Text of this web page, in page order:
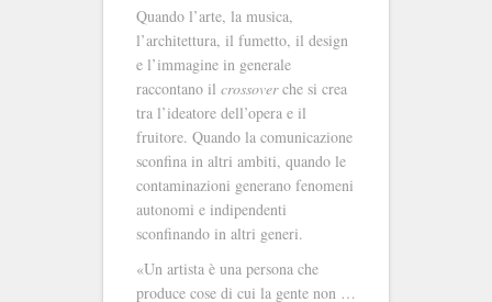
Quando l’arte, la musica,
l’architettura, il fumetto, il design
e l’immagine in generale
raccontano il crossoverche si crea
tra l’ideatore dell’opera e il
fruitore. Quando la comunicazione
sconfina in altri ambiti, quando le
contaminazioni generano fenomeni
autonomi e indipendenti
sconfinando in altri generi.
«Un artista è una persona che
produce cose di cui la gente non …